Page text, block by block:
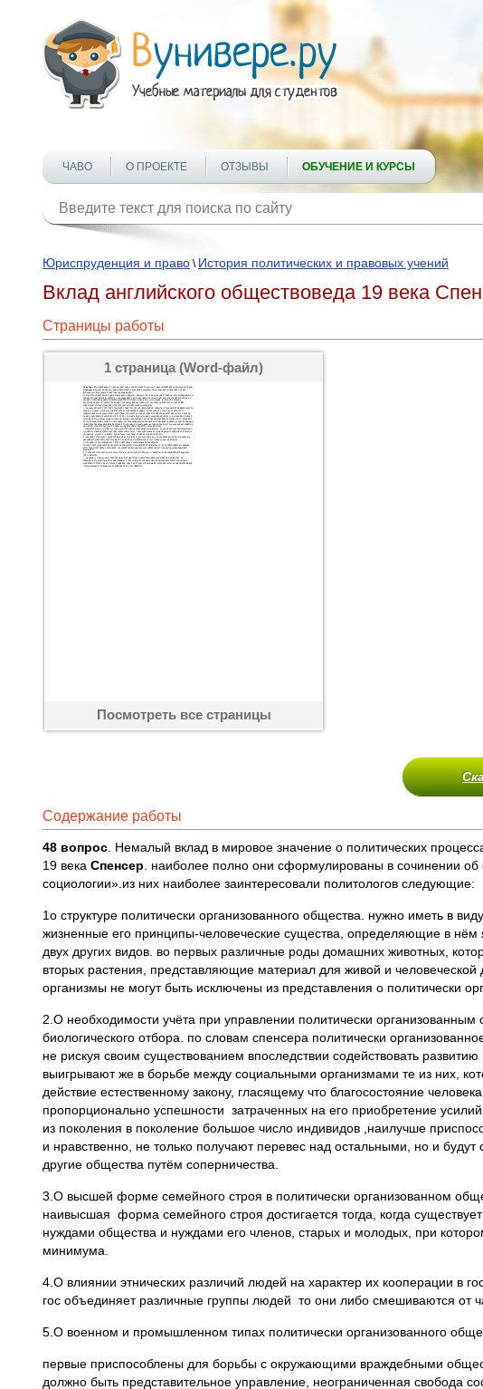
ЧАВО О ПРОЕКТЕ ОТЗЫВЫ ОБУЧЕНИЕ И КУРСЫ
Юриспруденция и право \ История политических и правовых учений
Вклад английского обществоведа 19 века
Страницы работы
1 страница (Word-файл)
Посмотреть все страницы
Содержание работы
48 вопрос . Немалый вклад в мировое значение о политических
19 века Спенсер . наиболее полно они сформулированы в сочинении
социологии».из них наиболее заинтересовали политологов следующие:
1о структуре политически организованного общества. нужно иметь в
жизненные его принципы-человеческие существа, определяющие в нём
двух других видов. во первых различные роды домашних животных,
вторых растения, представляющие материал для живой и человеческой
организмы не могут быть исключены из представления о политически
2.О необходимости учёта при управлении политически
биологического отбора. по словам спенсера политически
не рискуя своим существованием впоследствии содействовать
выигрывают же в борьбе между социальными организмами те из них,
действие естественному закону, гласящему что благосостояние
пропорционально успешности затраченных на его приобретение
из поколения в поколение большое число индивидов ,наилучше
и нравственно, не только получают перевес над остальными, но и будут
другие общества путём соперничества.
3.О высшей форме семейного строя в политически организованном
наивысшая форма семейного строя достигается тогда, когда
нуждами общества и нуждами его членов, старых и молодых, при
минимума.
4.О влиянии этнических различий людей на характер их кооперации в
гос объединяет различные группы людей то они либо смешиваются от
5.О военном и промышленном типах политически организованного
первые приспособлены для борьбы с окружающими враждебными
должно быть представительное управление, неограниченная свобода